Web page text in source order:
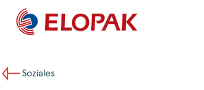
Soziales